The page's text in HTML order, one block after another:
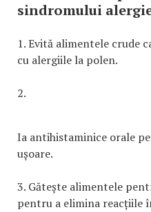
sindromului
1. Evită alimentele crude
cu alergiile la polen.
2.
Ia antihistaminice orale
ușoare.
3. Gătește alimentele
pentru a elimina reacțiile